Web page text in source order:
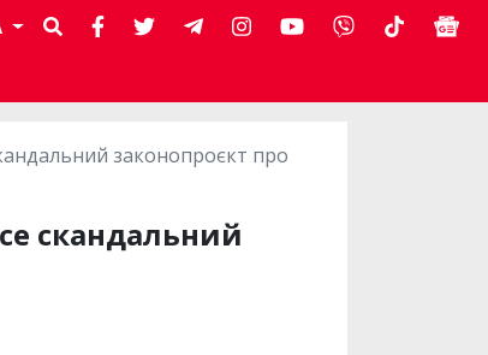
законопроєкт про
скандальний